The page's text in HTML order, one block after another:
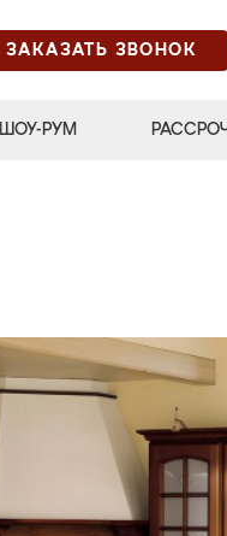
ЗАКАЗАТЬ ЗВОНОК
ШОУ-РУМ